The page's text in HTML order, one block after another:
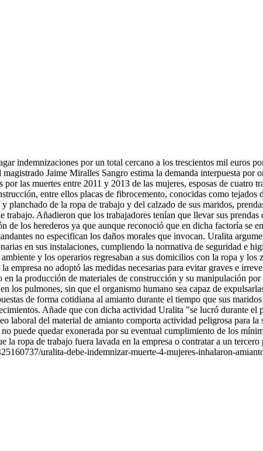
indemnizaciones por un total cercano a los trescientos mil euros
Jaime Miralles Sangro estima la demanda interpuesta por
las muertes entre 2011 y 2013 de las mujeres, esposas de cuatro
entre ellos placas de fibrocemento, conocidas como
planchado de la ropa de trabajo y del calzado de sus maridos,
Añadieron que los trabajadores tenían que llevar sus
de los herederos ya que aunque reconoció que en dicha factoría se
no especifican los daños morales que invocan. Uralita
en sus instalaciones, cumpliendo la normativa de seguridad e
y los operarios regresaban a sus domicilios con la ropa y los
empresa no adoptó las medidas necesarias para evitar graves e
la producción de materiales de construcción y su manipulación
los pulmones, sin que el organismo humano sea capaz de
de forma cotidiana al amianto durante el tiempo que sus
Añade que con dicha actividad Uralita "se lucró durante el
del material de amianto comporta actividad peligrosa para la
puede quedar exonerada por su eventual cumplimiento de los
ropa de trabajo fuera lavada en la empresa o contratar a un
uralita-debe-indemnizar-muerte-4-mujeres-inhalaron-